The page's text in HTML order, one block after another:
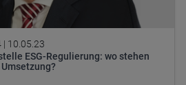
| 10.05.23
ESG-Regulierung: wo stehen